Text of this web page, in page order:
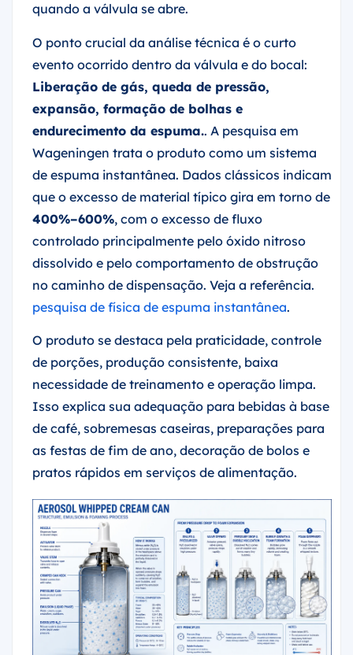
quando a válvula se abre.
O ponto crucial da análise técnica é o curto
evento ocorrido dentro da válvula e do bocal:
Liberação de gás, queda de pressão,
expansão, formação de bolhas e
endurecimento da espuma.. A pesquisa em
Wageningen trata o produto como um sistema
de espuma instantânea. Dados clássicos indicam
que o excesso de material típico gira em torno de
400%–600%, com o excesso de fluxo
controlado principalmente pelo óxido nitroso
dissolvido e pelo comportamento de obstrução
no caminho de dispensação. Veja a referência.
pesquisa de física de espuma instantânea.
O produto se destaca pela praticidade, controle
de porções, produção consistente, baixa
necessidade de treinamento e operação limpa.
Isso explica sua adequação para bebidas à base
de café, sobremesas caseiras, preparações para
as festas de fim de ano, decoração de bolos e
pratos rápidos em serviços de alimentação.